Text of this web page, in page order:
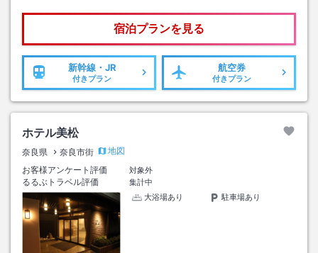
宿泊プランを見る
新幹線・JR
付きプラン
航空券
付きプラン
ホテル美松
奈良県 奈良市街
地図
お客様アンケート評価
対象外
るるぶトラベル評価
集計中
大浴場あり
駐車場あり